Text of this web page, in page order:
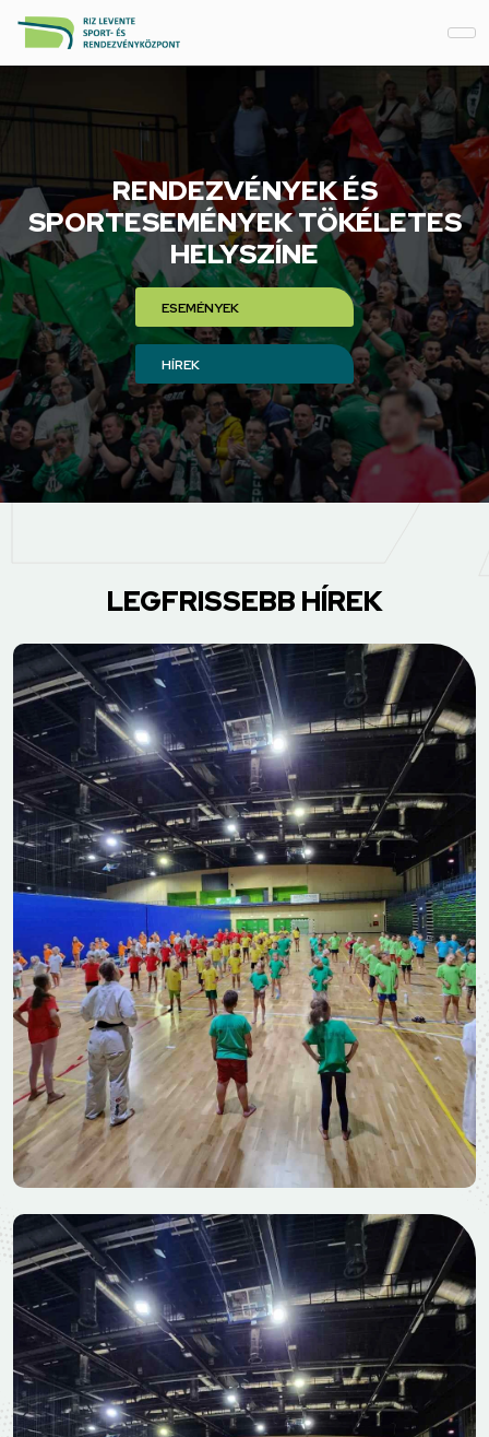
RENDEZVÉNYEK ÉS
SPORTESEMÉNYEK TÖKÉLETES
HELYSZÍNE
ESEMÉNYEK
HÍREK
LEGFRISSEBB HÍREK